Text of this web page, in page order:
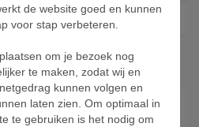
de website goed en kunnen
voor stap verbeteren.
om je bezoek nog
te maken, zodat wij en
kunnen volgen en
laten zien. Om optimaal in
te gebruiken is het nodig om